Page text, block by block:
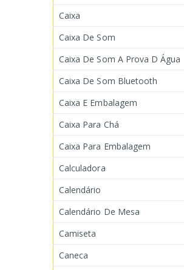
Caixa
Caixa De Som
Caixa De Som A Prova D Água
Caixa De Som Bluetooth
Caixa E Embalagem
Caixa Para Chá
Caixa Para Embalagem
Calculadora
Calendário
Calendário De Mesa
Camiseta
Caneca